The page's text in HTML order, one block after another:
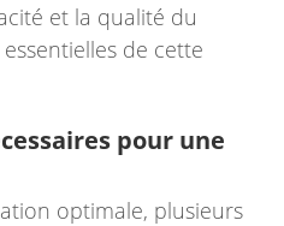
et la qualité du
de cette
pour une
optimale, plusieurs